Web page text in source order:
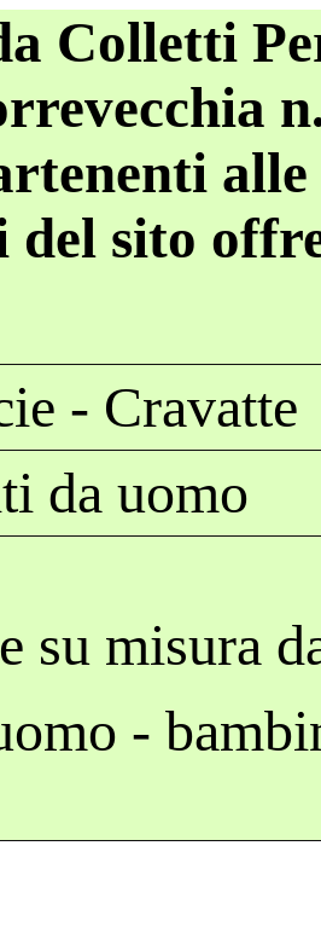
Colletti
sito
- Cravatte
da uomo
su misura
-